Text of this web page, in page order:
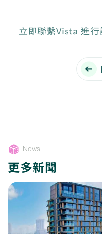
立即聯繫Vista 進行
News
更多新聞